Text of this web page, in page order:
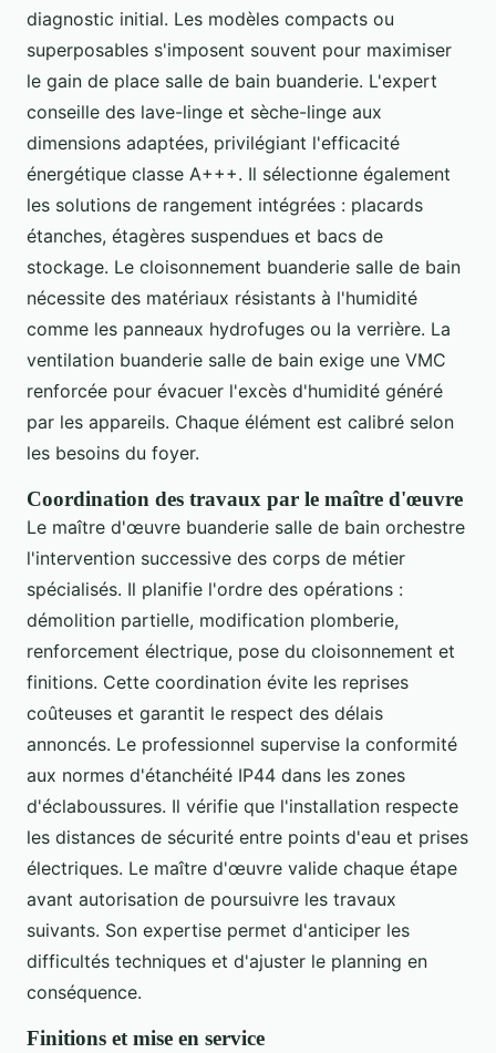
diagnostic initial. Les modèles compacts ou
superposables s'imposent souvent pour maximiser
le gain de place salle de bain buanderie. L'expert
conseille des lave-linge et sèche-linge aux
dimensions adaptées, privilégiant l'efficacité
énergétique classe A+++. Il sélectionne également
les solutions de rangement intégrées : placards
étanches, étagères suspendues et bacs de
stockage. Le cloisonnement buanderie salle de bain
nécessite des matériaux résistants à l'humidité
comme les panneaux hydrofuges ou la verrière. La
ventilation buanderie salle de bain exige une VMC
renforcée pour évacuer l'excès d'humidité généré
par les appareils. Chaque élément est calibré selon
les besoins du foyer.
Coordination des travaux par le maître d'œuvre
Le maître d'œuvre buanderie salle de bain orchestre
l'intervention successive des corps de métier
spécialisés. Il planifie l'ordre des opérations :
démolition partielle, modification plomberie,
renforcement électrique, pose du cloisonnement et
finitions. Cette coordination évite les reprises
coûteuses et garantit le respect des délais
annoncés. Le professionnel supervise la conformité
aux normes d'étanchéité IP44 dans les zones
d'éclaboussures. Il vérifie que l'installation respecte
les distances de sécurité entre points d'eau et prises
électriques. Le maître d'œuvre valide chaque étape
avant autorisation de poursuivre les travaux
suivants. Son expertise permet d'anticiper les
difficultés techniques et d'ajuster le planning en
conséquence.
Finitions et mise en service